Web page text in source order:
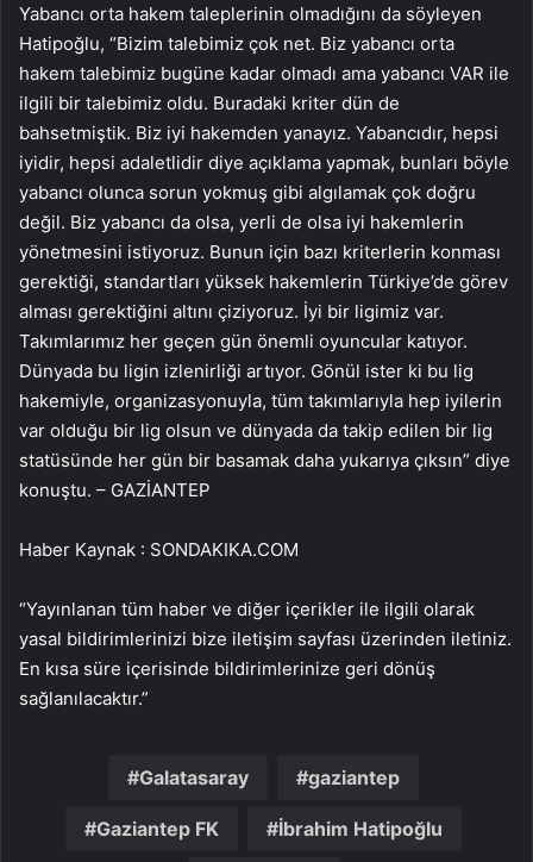
Yabancı orta hakem taleplerinin olmadığını da söyleyen
Hatipoğlu, “Bizim talebimiz çok net. Biz yabancı orta
hakem talebimiz bugüne kadar olmadı ama yabancı VAR ile
ilgili bir talebimiz oldu. Buradaki kriter dün de
bahsetmiştik. Biz iyi hakemden yanayız. Yabancıdır, hepsi
iyidir, hepsi adaletlidir diye açıklama yapmak, bunları böyle
yabancı olunca sorun yokmuş gibi algılamak çok doğru
değil. Biz yabancı da olsa, yerli de olsa iyi hakemlerin
yönetmesini istiyoruz. Bunun için bazı kriterlerin konması
gerektiği, standartları yüksek hakemlerin Türkiye’de görev
alması gerektiğini altını çiziyoruz. İyi bir ligimiz var.
Takımlarımız her geçen gün önemli oyuncular katıyor.
Dünyada bu ligin izlenirliği artıyor. Gönül ister ki bu lig
hakemiyle, organizasyonuyla, tüm takımlarıyla hep iyilerin
var olduğu bir lig olsun ve dünyada da takip edilen bir lig
statüsünde her gün bir basamak daha yukarıya çıksın” diye
konuştu. – GAZİANTEP
Haber Kaynak : SONDAKIKA.COM
“Yayınlanan tüm haber ve diğer içerikler ile ilgili olarak
yasal bildirimlerinizi bize iletişim sayfası üzerinden iletiniz.
En kısa süre içerisinde bildirimlerinize geri dönüş
sağlanılacaktır.”
Galatasaray gaziantep
Gaziantep FK İbrahim Hatipoğlu